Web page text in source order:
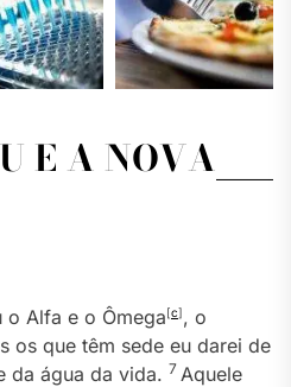
E A NOVA
Alfa e o Ômega[c], o
os que têm sede eu darei de
da água da vida. 7 Aquele